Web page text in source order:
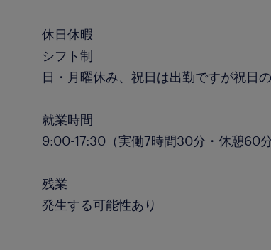
休日休暇
シフト制
日・月曜休み、祝日は出勤ですが祝日
就業時間
9:00-17:30（実働7時間30分・休憩60分
残業
発生する可能性あり